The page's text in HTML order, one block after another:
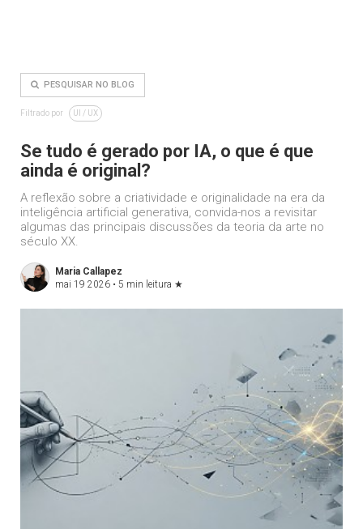
PESQUISAR NO BLOG
Filtrado por UI / UX
Se tudo é gerado por IA, o que é que
ainda é original?
A reflexão sobre a criatividade e originalidade na era da
inteligência artificial generativa, convida-nos a revisitar
algumas das principais discussões da teoria da arte no
século XX.
Maria Callapez
mai 19 2026 • 5 min leitura ★